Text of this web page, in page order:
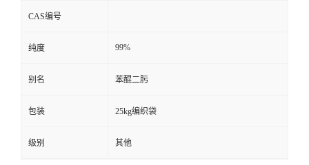
CAS编号
纯度 99%
别名 苯醌二肟
包装 25kg编织袋
级别 其他